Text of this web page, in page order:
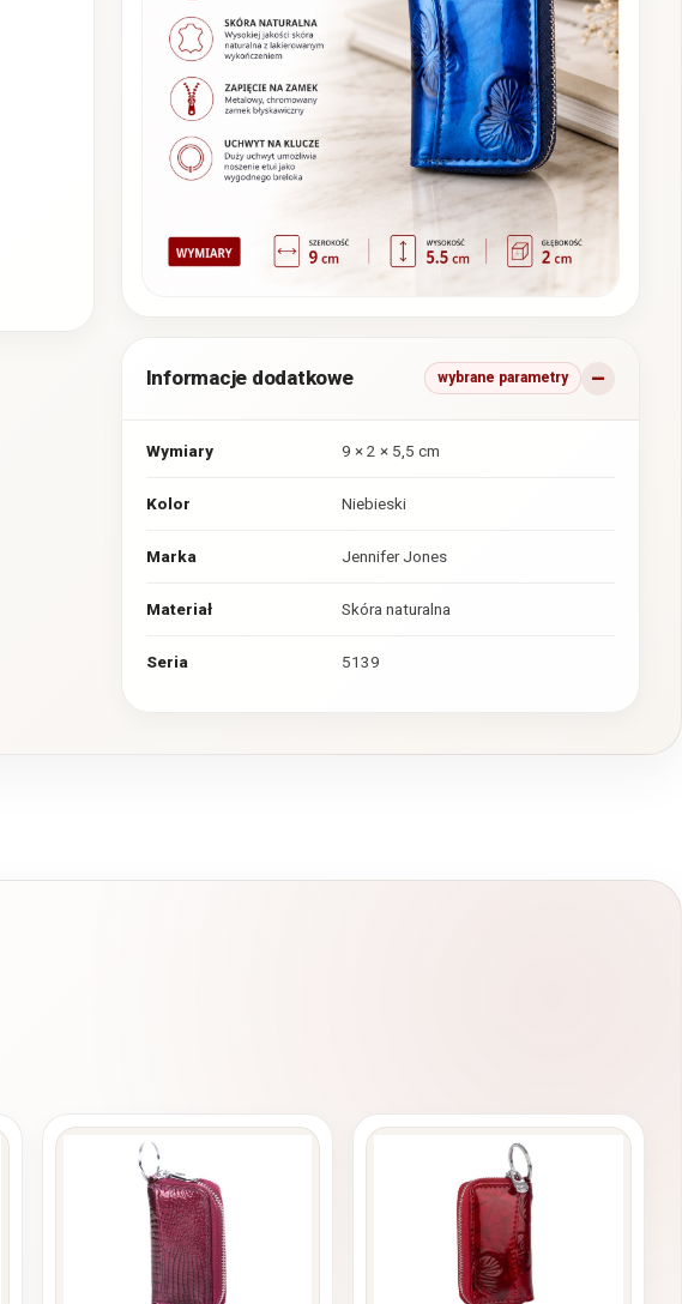
Informacje dodatkowe wybrane parametry
Wymiary 9 × 2 × 5,5 cm
Kolor Niebieski
Marka Jennifer Jones
Materiał Skóra naturalna
Seria 5139